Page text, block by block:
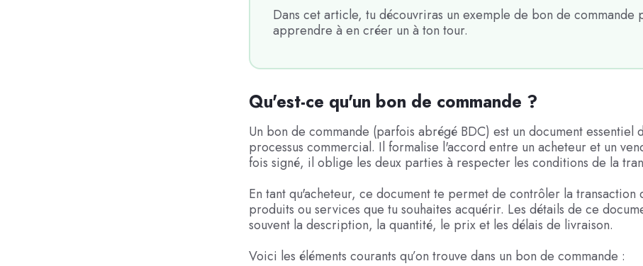
Dans cet article, tu découvriras un exemple de bon de commande
apprendre à en créer un à ton tour.
Qu'est-ce qu'un bon de commande ?
Un bon de commande (parfois abrégé BDC) est un document essentiel
processus commercial. Il formalise l'accord entre un acheteur et un
fois signé, il oblige les deux parties à respecter les conditions de la
En tant qu'acheteur, ce document te permet de contrôler la transaction
produits ou services que tu souhaites acquérir. Les détails de ce
souvent la description, la quantité, le prix et les délais de livraison.
Voici les éléments courants qu’on trouve dans un bon de commande :